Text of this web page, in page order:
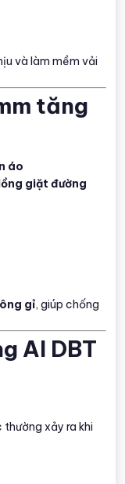
và làm mềm vải
tăng
áo
giặt đường
gỉ, giúp chống
AI DBT
xảy ra khi